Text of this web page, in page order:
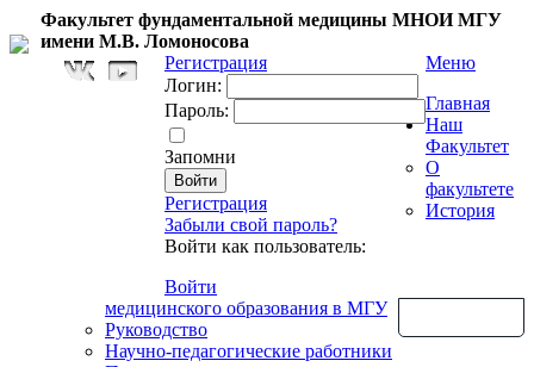
Факультет фундаментальной медицины МНОИ МГУ
имени М.В. Ломоносова
Регистрация
Логин:
Пароль:
Запомни
Регистрация
Забыли свой пароль?
Войти как пользователь:
Войти
Меню
Главная
Наш
Факультет
О
факультете
История
медицинского образования в МГУ
Руководство
Научно-педагогические работники